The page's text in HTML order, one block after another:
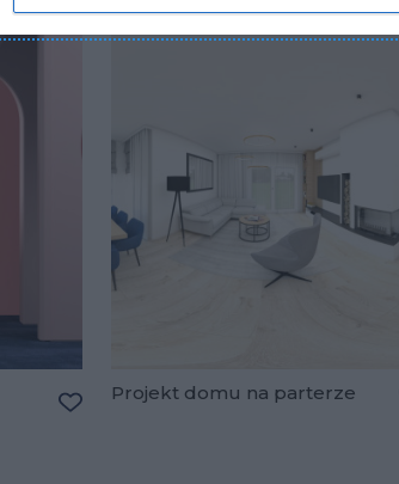
Projekt domu na parterze